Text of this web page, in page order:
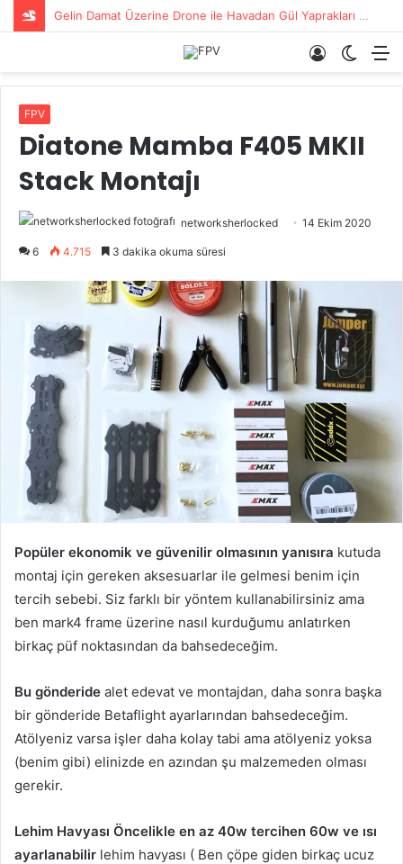
Bolu Drone Çekimleri
Dış
Giriş
FPV
Diatone Mamba F405 MKII
Stack Montajı
networksherlocked 14 Ekim 2020
6 4.715 3 dakika okuma süresi
Popüler ekonomik ve güvenilir olmasının yanısıra kutuda
montaj için gereken aksesuarlar ile gelmesi benim için
tercih sebebi. Siz farklı bir yöntem kullanabilirsiniz ama
ben mark4 frame üzerine nasıl kurduğumu anlatırken
birkaç püf noktasından da bahsedeceğim.
Bu gönderide alet edevat ve montajdan, daha sonra başka
bir gönderide Betaflight ayarlarından bahsedeceğim.
Atölyeniz varsa işler daha kolay tabi ama atölyeniz yoksa
(benim gibi) elinizde en azından şu malzemeden olması
gerekir.
Lehim Havyası Öncelikle en az 40w tercihen 60w ve ısı
ayarlanabilir lehim havyası ( Ben çöpe giden birkaç ucuz